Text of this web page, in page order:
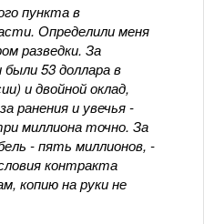
пункта в
Определили меня
разведки. За
53 доллара в
и двойной оклад,
ранения и увечья -
миллиона точно. За
- пять миллионов, -
контракта
копию на руки не